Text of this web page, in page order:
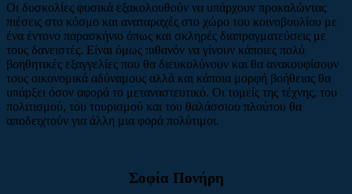
Οι δυσκολίες φυσικά εξακολουθούν να υπάρχουν προκαλώντας
πιέσεις στο κόσμο και αναταραχές στο χώρο του κοινοβουλίου με
ένα έντονο παρασκήνιο όπως και σκληρές διαπραγματεύσεις με
τους δανειστές. Είναι όμως πιθανόν να γίνουν κάποιες πολύ
βοηθητικές εξαγγελίες που θα διευκολύνουν και θα ανακουφίσουν
τους οικονομικά αδύναμους αλλά και κάποια μορφή βοήθειας θα
υπάρξει όσον αφορά το μεταναστευτικό. Οι τομείς της τέχνης, του
πολιτισμού, του τουρισμού και του θαλάσσιου πλούτου θα
αποδειχτούν για άλλη μια φορά πολύτιμοι.
Σοφία Πονήρη